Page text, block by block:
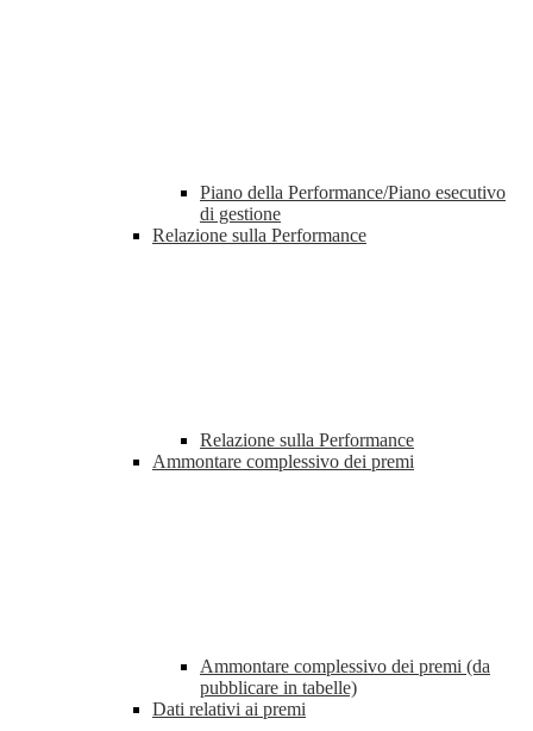
Piano della Performance/Piano esecutivo
di gestione
Relazione sulla Performance
Relazione sulla Performance
Ammontare complessivo dei premi
Ammontare complessivo dei premi (da
pubblicare in tabelle)
Dati relativi ai premi